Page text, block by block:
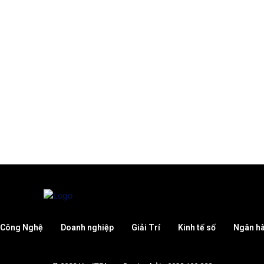
Công Nghệ Doanh nghiệp Giải Trí Kinh tế số Ngân